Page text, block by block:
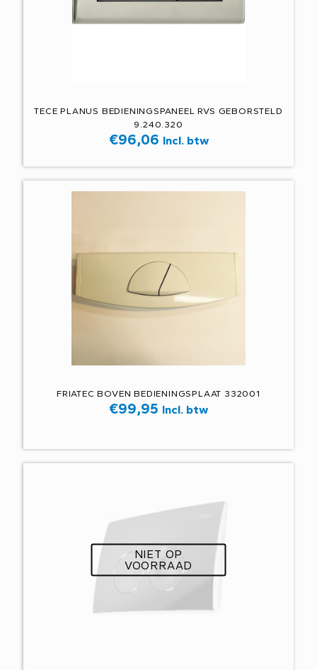
TECE PLANUS BEDIENINGSPANEEL RVS GEBORSTELD
9.240.320
€96,06 Incl. btw
FRIATEC BOVEN BEDIENINGSPLAAT 332001
€99,95 Incl. btw
NIET OP
VOORRAAD